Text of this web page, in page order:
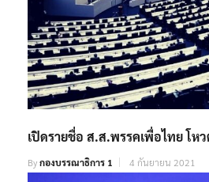
เปิดรายชื่อ ส.ส.พรรคเพื่อไทย โห
Byกองบรรณาธิการ 1 4 กันยายน 2021